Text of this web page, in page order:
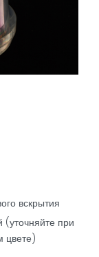
вскрытия
при
цвете)